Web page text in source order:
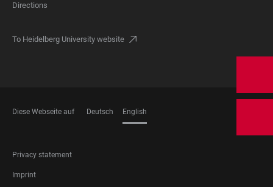
Directions
To Heidelberg University website
Diese Webseite auf Deutsch English
FOOTER
LEGAL
Privacy statement
Imprint